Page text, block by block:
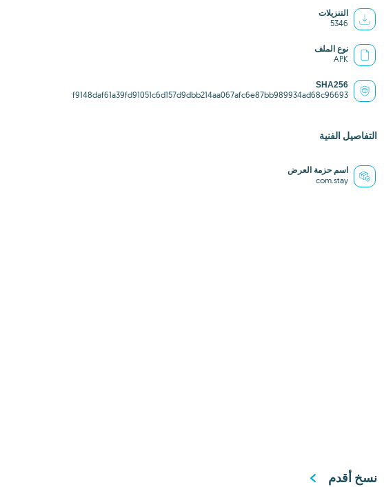
التنزيلات
5346
نوع الملف
APK
SHA256
f9148daf61a39fd91051c6d157d9dbb214aa067afc6e87bb989934ad68c96693
التفاصيل الفنية
اسم حزمة العرض
com.stay
نسخ أقدم